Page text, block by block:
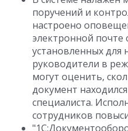
поручений и
настроено
электронной почте
установленных для
руководители в
могут оценить,
документ
специалиста.
сотрудников